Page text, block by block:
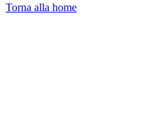
Torna alla home